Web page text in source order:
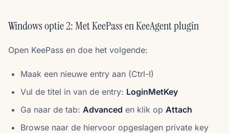
Windows optie 2: Met KeePass en KeeAgent plugin
Open KeePass en doe het volgende:
Maak een nieuwe entry aan (Ctrl-I)
Vul de titel in van de entry: LoginMetKey
Ga naar de tab: Advanced en klik op Attach
Browse naar de hiervoor opgeslagen private key